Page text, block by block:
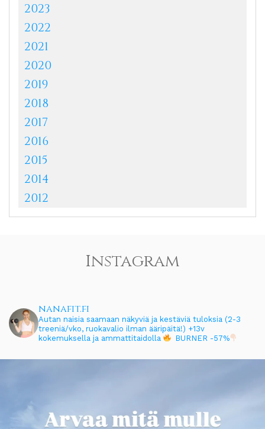
2023
2022
2021
2020
2019
2018
2017
2016
2015
2014
2012
Instagram
nanafit.fi
Autan naisia saamaan näkyviä ja kestäviä tuloksia (2-3
treeniä/vko, ruokavalio ilman ääripäitä!) +13v
kokemuksella ja ammattitaidolla
BURNER -57%